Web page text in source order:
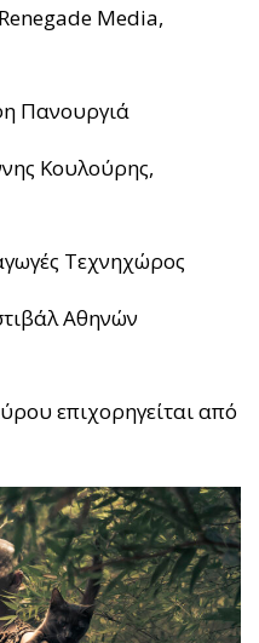
Renegade Media,
Πανουργιά
Κουλούρης,
Τεχνηχώρος
Αθηνών
επιχορηγείται από